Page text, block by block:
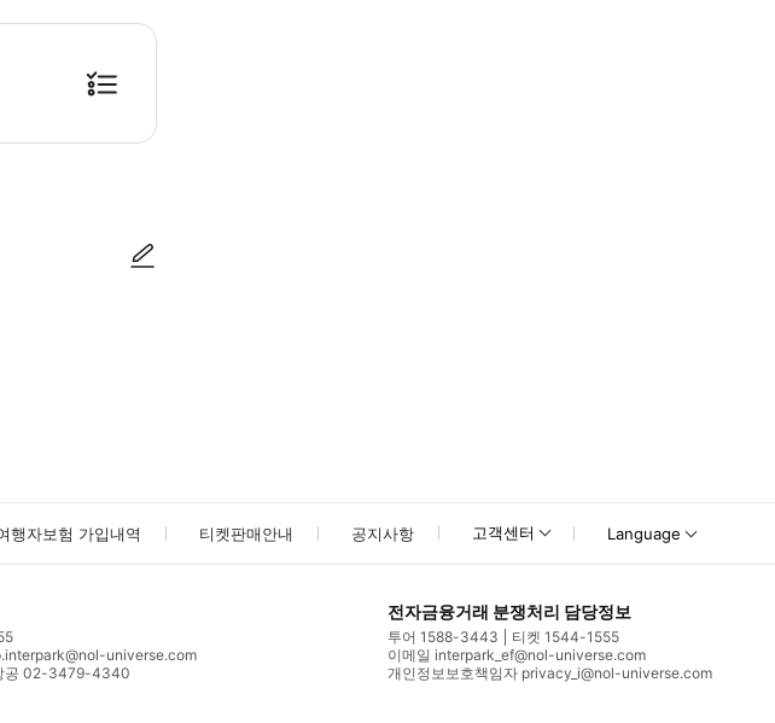
장 가능 * 반려동물 입실 가능 4세 미만의 어린이는 성인 티켓으로 무료로 여행할 수 있습니다.
행자보험 가입내역 티켓판매안내 공지사항 고객센터 Language
universe.com
공 02-3479-4340
전자금융거래 분쟁처리 담당정보
투어 1588-3443
티켓 1544-1555
이메일 interpark_ef@nol-universe.com
개인정보보호책임자 privacy_i@nol-universe.com